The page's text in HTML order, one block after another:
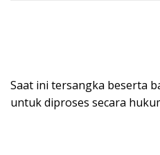
Saat ini tersangka beserta
untuk diproses secara